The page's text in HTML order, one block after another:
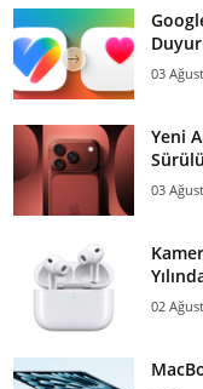
03
Yeni
03
02